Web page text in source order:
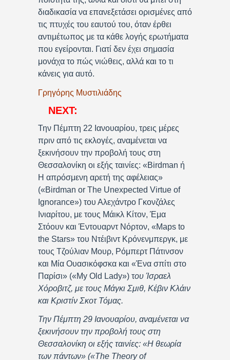
διαδικασία να επανεξετάσει ορισμένες από
τις πτυχές του εαυτού του, όταν έρθει
αντιμέτωπος με τα κάθε λογής ερωτήματα
που εγείρονται. Γιατί δεν έχει σημασία
μονάχα το πώς νιώθεις, αλλά και το τι
κάνεις για αυτό.
Γρηγόρης Μυστιλιάδης
NEXT:
Την Πέμπτη 22 Ιανουαρίου, τρεις μέρες
πριν από τις εκλογές, αναμένεται να
ξεκινήσουν την προβολή τους στη
Θεσσαλονίκη οι εξής ταινίες: «Birdman ή
Η απρόσμενη αρετή της αφέλειας»
(«Birdman or The Unexpected Virtue of
Ignorance») του Αλεχάντρο Γκονζάλες
Ινιαρίτου, με τους Μάικλ Κίτον, Έμα
Στόουν και Έντουαρντ Νόρτον, «Maps to
the Stars» του Ντέιβιντ Κρόνενμπεργκ, με
τους Τζούλιαν Μουρ, Ρόμπερτ Πάτινσον
και Μία Ουασικόφσκα και «Ένα σπίτι στο
Παρίσι» («My Old Lady») του Ίσραελ
Χόροβιτζ, με τους Μάγκι Σμιθ, Κέβιν Κλάιν
και Κριστίν Σκοτ Τόμας.
Την Πέμπτη 29 Ιανουαρίου, αναμένεται να
ξεκινήσουν την προβολή τους στη
Θεσσαλονίκη οι εξής ταινίες: «Η θεωρία
των πάντων» («The Theory of